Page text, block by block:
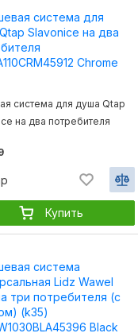
система для душа Qtap
на два потребителя
Купить